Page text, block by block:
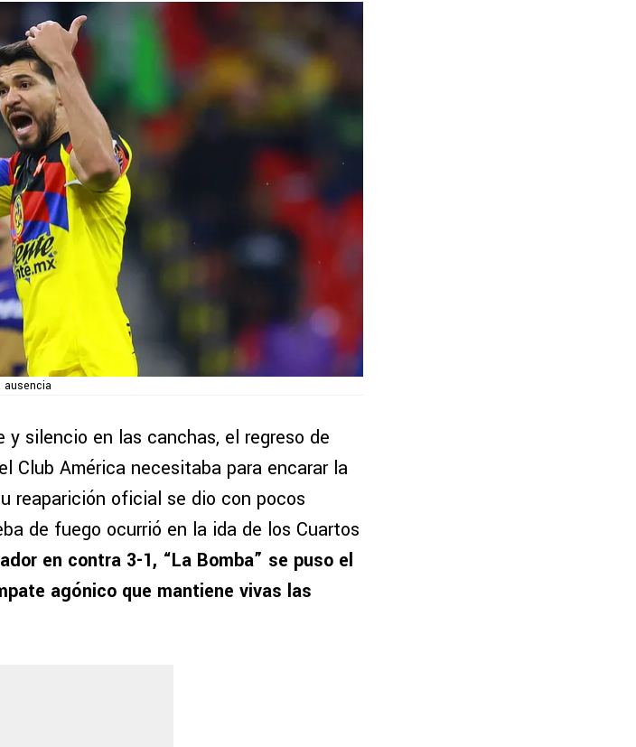
ausencia
silencio en las canchas, el regreso de
Club América necesitaba para encarar la
reaparición oficial se dio con pocos
de fuego ocurrió en la ida de los Cuartos
en contra 3-1, “La Bomba” se puso el
agónico que mantiene vivas las